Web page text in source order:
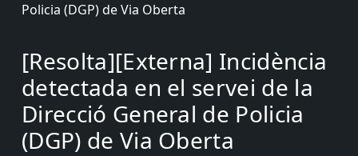
Policia (DGP) de Via Oberta
[Resolta][Externa] Incidència
detectada en el servei de la
Direcció General de Policia
(DGP) de Via Oberta